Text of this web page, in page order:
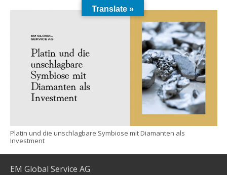
Platin und die unschlagbare Symbiose mit Diamanten als
Investment
EM Global Service AG
Translate »